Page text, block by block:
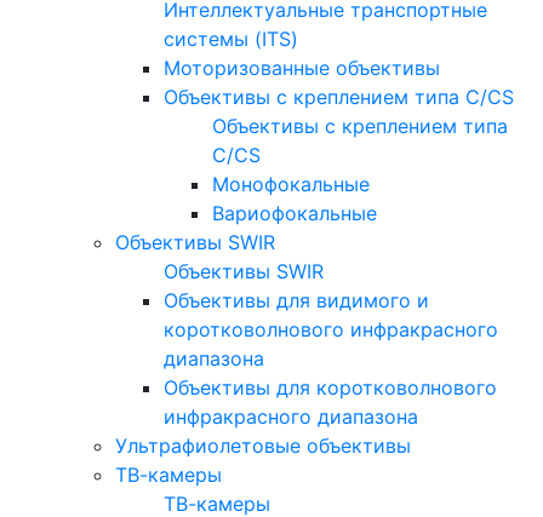
Интеллектуальные транспортные
системы (ITS)
Моторизованные объективы
Объективы с креплением типа C/CS
Объективы с креплением типа
C/CS
Монофокальные
Вариофокальные
Объективы SWIR
Объективы SWIR
Объективы для видимого и
коротковолнового инфракрасного
диапазона
Объективы для коротковолнового
инфракрасного диапазона
Ультрафиолетовые объективы
ТВ-камеры
ТВ-камеры